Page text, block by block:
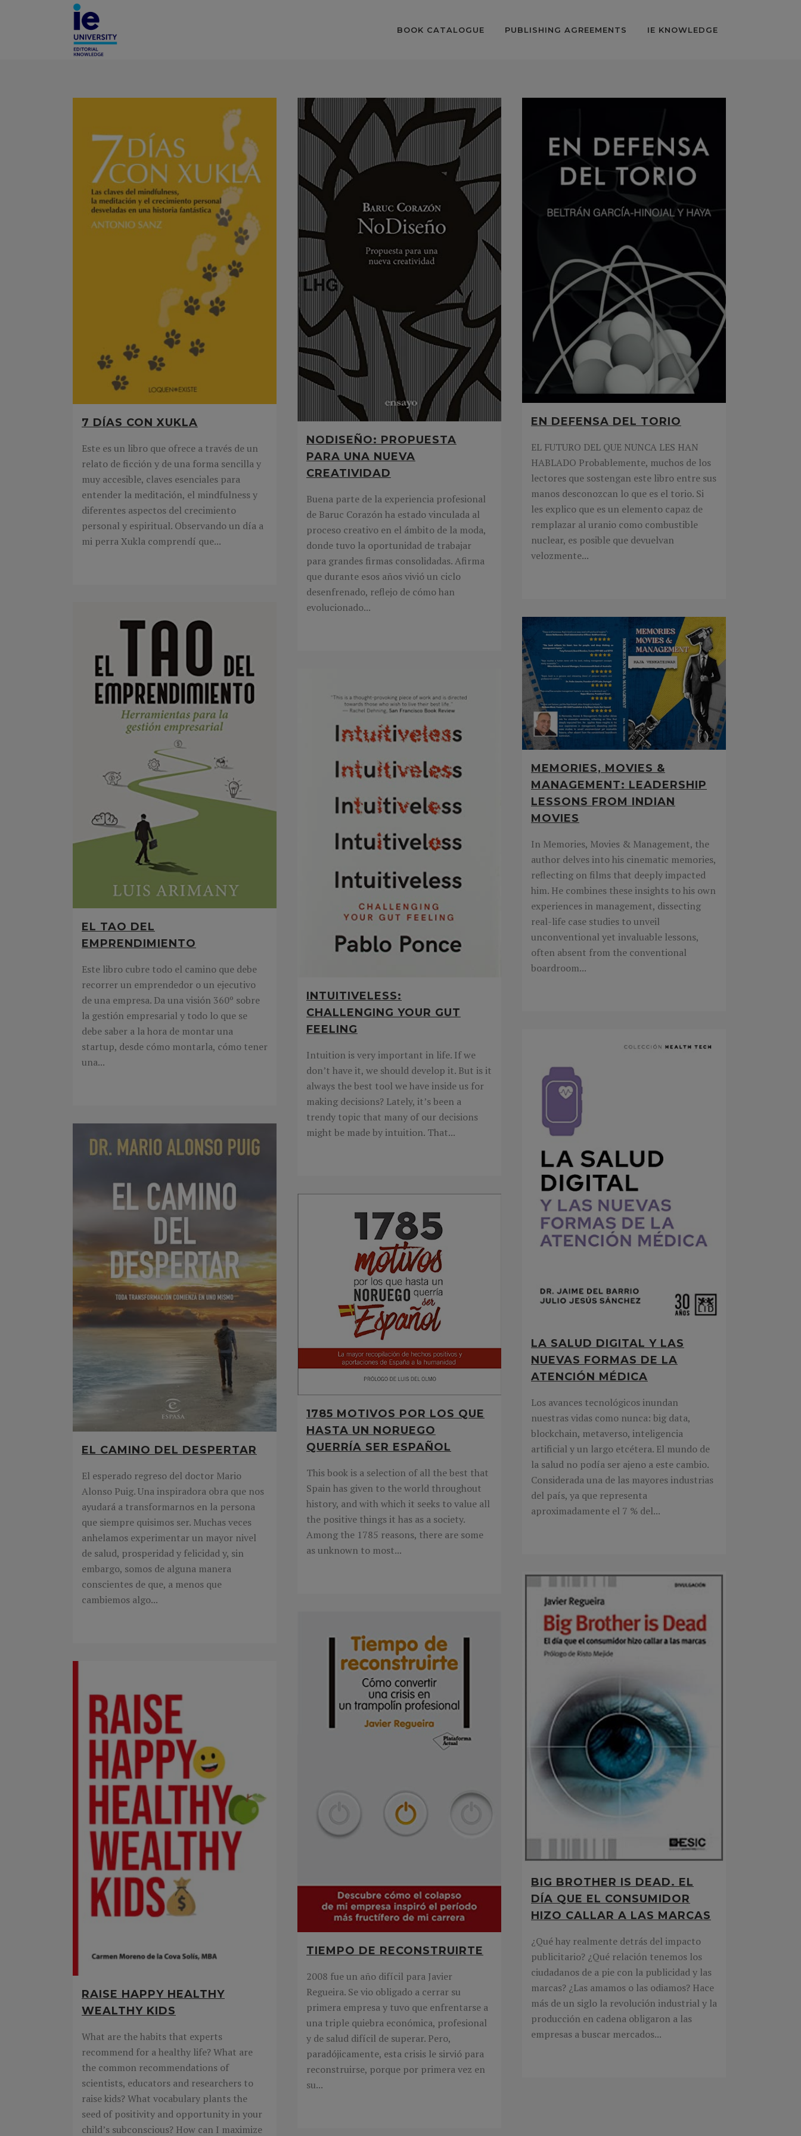
BOOK CATALOGUE PUBLISHING AGREEMENTS IE KNOWLEDGE
7 DÍAS CON XUKLA
Este es un libro que ofrece a través de un
relato de ficción y de una forma sencilla y
muy accesible, claves esenciales para
entender la meditación, el mindfulness y
diferentes aspectos del crecimiento
personal y espiritual. Observando un día a
mi perra Xukla comprendí que...
NODISEÑO: PROPUESTA
PARA UNA NUEVA
CREATIVIDAD
Buena parte de la experiencia profesional
de Baruc Corazón ha estado vinculada al
proceso creativo en el ámbito de la moda,
donde tuvo la oportunidad de trabajar
para grandes firmas consolidadas. Afirma
que durante esos años vivió un ciclo
desenfrenado, reflejo de cómo han
evolucionado...
EN DEFENSA DEL TORIO
EL FUTURO DEL QUE NUNCA LES HAN
HABLADO Probablemente, muchos de los
lectores que sostengan este libro entre sus
manos desconozcan lo que es el torio. Si
les explico que es un elemento capaz de
remplazar al uranio como combustible
nuclear, es posible que devuelvan
velozmente...
EL TAO DEL
EMPRENDIMIENTO
Este libro cubre todo el camino que debe
recorrer un emprendedor o un ejecutivo
de una empresa. Da una visión 360º sobre
la gestión empresarial y todo lo que se
debe saber a la hora de montar una
startup, desde cómo montarla, cómo tener
una...
MEMORIES, MOVIES &
MANAGEMENT: LEADERSHIP
LESSONS FROM INDIAN
MOVIES
In Memories, Movies & Management, the
author delves into his cinematic memories,
reflecting on films that deeply impacted
him. He combines these insights to his own
experiences in management, dissecting
real-life case studies to unveil
unconventional yet invaluable lessons,
often absent from the conventional
boardroom...
INTUITIVELESS:
CHALLENGING YOUR GUT
FEELING
Intuition is very important in life. If we
don’t have it, we should develop it. But is it
always the best tool we have inside us for
making decisions? Lately, it’s been a
trendy topic that many of our decisions
might be made by intuition. That...
LA SALUD DIGITAL Y LAS
NUEVAS FORMAS DE LA
ATENCIÓN MÉDICA
Los avances tecnológicos inundan
nuestras vidas como nunca: big data,
blockchain, metaverso, inteligencia
artificial y un largo etcétera. El mundo de
la salud no podía ser ajeno a este cambio.
Considerada una de las mayores industrias
del país, ya que representa
aproximadamente el 7 % del...
EL CAMINO DEL DESPERTAR
El esperado regreso del doctor Mario
Alonso Puig. Una inspiradora obra que nos
ayudará a transformarnos en la persona
que siempre quisimos ser. Muchas veces
anhelamos experimentar un mayor nivel
de salud, prosperidad y felicidad y, sin
embargo, somos de alguna manera
conscientes de que, a menos que
cambiemos algo...
1785 MOTIVOS POR LOS QUE
HASTA UN NORUEGO
QUERRÍA SER ESPAÑOL
This book is a selection of all the best that
Spain has given to the world throughout
history, and with which it seeks to value all
the positive things it has as a society.
Among the 1785 reasons, there are some
as unknown to most...
BIG BROTHER IS DEAD. EL
DÍA QUE EL CONSUMIDOR
HIZO CALLAR A LAS MARCAS
¿Qué hay realmente detrás del impacto
publicitario? ¿Qué relación tenemos los
ciudadanos de a pie con la publicidad y las
marcas? ¿Las amamos o las odiamos? Hace
más de un siglo la revolución industrial y la
producción en cadena obligaron a las
empresas a buscar mercados...
TIEMPO DE RECONSTRUIRTE
2008 fue un año difícil para Javier
Regueira. Se vio obligado a cerrar su
primera empresa y tuvo que enfrentarse a
una triple quiebra económica, profesional
y de salud difícil de superar. Pero,
paradójicamente, esta crisis le sirvió para
reconstruirse, porque por primera vez en
su...
RAISE HAPPY HEALTHY
WEALTHY KIDS
What are the habits that experts
recommend for a healthy life? What are
the common recommendations of
scientists, educators and researchers to
raise kids? What vocabulary plants the
seed of positivity and opportunity in your
child’s subconscious? How can I maximize